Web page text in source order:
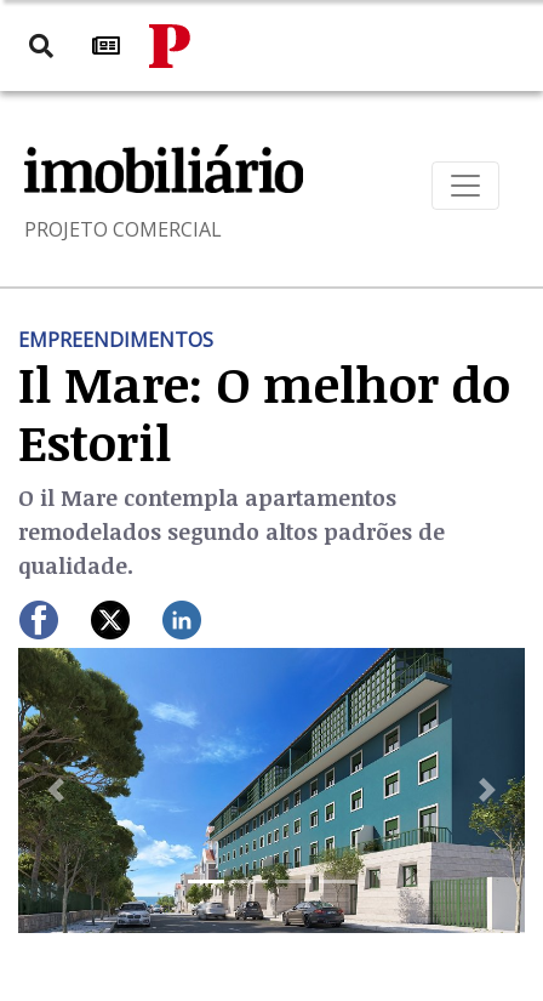
PROJETO COMERCIAL
EMPREENDIMENTOS
Il Mare: O melhor do
Estoril
O il Mare contempla apartamentos
remodelados segundo altos padrões de
qualidade.
Previous Next